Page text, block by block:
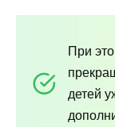
При
детей